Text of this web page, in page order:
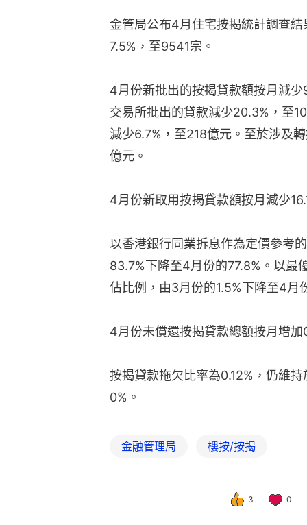
金管局公布4月住宅按揭統計調查
7.5%，至9541宗。
4月份新批出的按揭貸款額按月減
交易所批出的貸款減少20.3%，至
減少6.7%，至218億元。至於涉及
億元。
4月份新取用按揭貸款額按月減少
以香港銀行同業拆息作為定價參考
83.7%下降至4月份的77.8%。以最
佔比例，由3月份的1.5%下降至4月
4月份未償還按揭貸款總額按月增
按揭貸款拖欠比率為0.12%，仍維
0%。
金融管理局 樓按/按揭
3 0